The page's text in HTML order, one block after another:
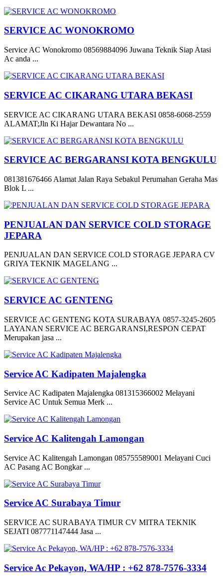
SERVICE AC WONOKROMO
Service AC Wonokromo 08569884096 Juwana Teknik Siap Atasi
Ac anda ...
SERVICE AC CIKARANG UTARA BEKASI
SERVICE AC CIKARANG UTARA BEKASI 0858-6068-2559
ALAMAT;Jln Ki Hajar Dewantara No ...
SERVICE AC BERGARANSI KOTA BENGKULU
081381676466 Alamat Jalan Raya Sebakul Perumahan Geraha Mas
Blok L ...
PENJUALAN DAN SERVICE COLD STORAGE
JEPARA
PENJUALAN DAN SERVICE COLD STORAGE JEPARA CV
GRIYA TEKNIK MAGELANG ...
SERVICE AC GENTENG
SERVICE AC GENTENG KOTA SURABAYA 0857-3245-2605
LAYANAN SERVICE AC BERGARANSI,RESPON CEPAT
Merupakan jasa ...
Service AC Kadipaten Majalengka
Service AC Kadipaten Majalengka 081315366002 Melayani
Service AC Untuk Semua Merk ...
Service AC Kalitengah Lamongan
Service AC Kalitengah Lamongan 085755589001 Melayani Cuci
AC Pasang AC Bongkar ...
Service AC Surabaya Timur
SERVICE AC SURABAYA TIMUR CV MITRA TEKNIK
SEJATI 087771147444 Jasa ...
Service Ac Pekayon, WA/HP : +62 878-7576-3334